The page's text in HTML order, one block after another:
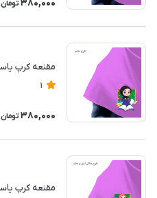
380,000 تومان
مقنعه کرپ یاسی قد 90 طرح معلم
1
380,000 تومان
مقنعه کرپ یاسی قد 90 طرح دانش آموز و معلم